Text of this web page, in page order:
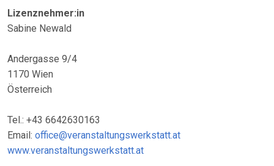
Lizenznehmer:in
Sabine Newald
Andergasse 9/4
1170 Wien
Österreich
Tel.: +43 6642630163
Email: office@veranstaltungswerkstatt.at
www.veranstaltungswerkstatt.at